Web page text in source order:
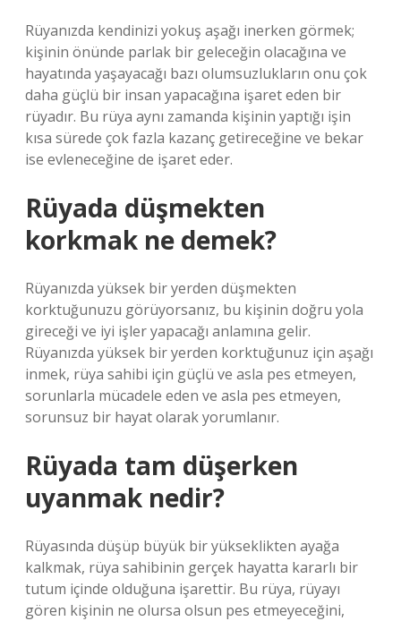
Rüyanızda kendinizi yokuş aşağı inerken görmek;
kişinin önünde parlak bir geleceğin olacağına ve
hayatında yaşayacağı bazı olumsuzlukların onu çok
daha güçlü bir insan yapacağına işaret eden bir
rüyadır. Bu rüya aynı zamanda kişinin yaptığı işin
kısa sürede çok fazla kazanç getireceğine ve bekar
ise evleneceğine de işaret eder.
Rüyada düşmekten
korkmak ne demek?
Rüyanızda yüksek bir yerden düşmekten
korktuğunuzu görüyorsanız, bu kişinin doğru yola
gireceği ve iyi işler yapacağı anlamına gelir.
Rüyanızda yüksek bir yerden korktuğunuz için aşağı
inmek, rüya sahibi için güçlü ve asla pes etmeyen,
sorunlarla mücadele eden ve asla pes etmeyen,
sorunsuz bir hayat olarak yorumlanır.
Rüyada tam düşerken
uyanmak nedir?
Rüyasında düşüp büyük bir yükseklikten ayağa
kalkmak, rüya sahibinin gerçek hayatta kararlı bir
tutum içinde olduğuna işarettir. Bu rüya, rüyayı
gören kişinin ne olursa olsun pes etmeyeceğini,